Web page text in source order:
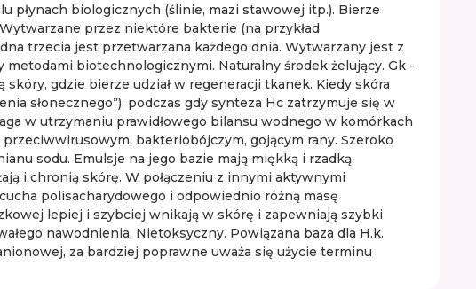
płynach biologicznych (ślinie, mazi stawowej itp.). Bierze
przez niektóre bakterie (na przykład
trzecia jest przetwarzana każdego dnia. Wytwarzany jest z
biotechnologicznymi. Naturalny środek żelujący. Gk -
gdzie bierze udział w regeneracji tkanek. Kiedy skóra
słonecznego”), podczas gdy synteza Hc zatrzymuje się w
w utrzymaniu prawidłowego bilansu wodnego w komórkach
bakteriobójczym, gojącym rany. Szeroko
sodu. Emulsje na jego bazie mają miękką i rzadką
i chronią skórę. W połączeniu z innymi aktywnymi
polisacharydowego i odpowiednio różną masę
lepiej i szybciej wnikają w skórę i zapewniają szybki
nawodnienia. Nietoksyczny. Powiązana baza dla H.k.
za bardziej poprawne uważa się użycie terminu